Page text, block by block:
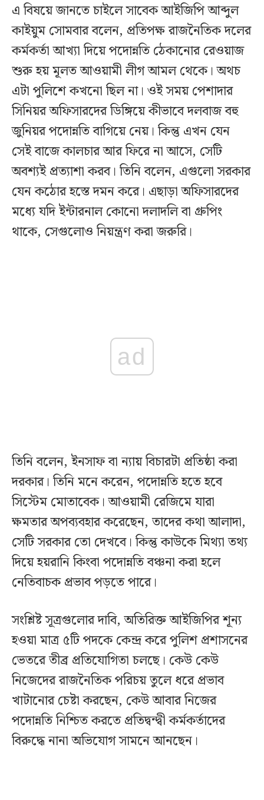
এ বিষয়ে জানতে চাইলে সাবেক আইজিপি আব্দুল
কাইয়ুম সোমবার বলেন, প্রতিপক্ষ রাজনৈতিক দলের
কর্মকর্তা আখ্যা দিয়ে পদোন্নতি ঠেকানোর রেওয়াজ
শুরু হয় মূলত আওয়ামী লীগ আমল থেকে। অথচ
এটা পুলিশে কখনো ছিল না। ওই সময় পেশাদার
সিনিয়র অফিসারদের ডিঙ্গিয়ে কীভাবে দলবাজ বহু
জুনিয়র পদোন্নতি বাগিয়ে নেয়। কিন্তু এখন যেন
সেই বাজে কালচার আর ফিরে না আসে, সেটি
অবশ্যই প্রত্যাশা করব। তিনি বলেন, এগুলো সরকার
যেন কঠোর হস্তে দমন করে। এছাড়া অফিসারদের
মধ্যে যদি ইন্টারনাল কোনো দলাদলি বা গ্রুপিং
থাকে, সেগুলোও নিয়ন্ত্রণ করা জরুরি।
ad
তিনি বলেন, ইনসাফ বা ন্যায় বিচারটা প্রতিষ্ঠা করা
দরকার। তিনি মনে করেন, পদোন্নতি হতে হবে
সিস্টেম মোতাবেক। আওয়ামী রেজিমে যারা
ক্ষমতার অপব্যবহার করেছেন, তাদের কথা আলাদা,
সেটি সরকার তো দেখবে। কিন্তু কাউকে মিথ্যা তথ্য
দিয়ে হয়রানি কিংবা পদোন্নতি বঞ্চনা করা হলে
নেতিবাচক প্রভাব পড়তে পারে।
সংশ্লিষ্ট সূত্রগুলোর দাবি, অতিরিক্ত আইজিপির শূন্য
হওয়া মাত্র ৫টি পদকে কেন্দ্র করে পুলিশ প্রশাসনের
ভেতরে তীব্র প্রতিযোগিতা চলছে। কেউ কেউ
নিজেদের রাজনৈতিক পরিচয় তুলে ধরে প্রভাব
খাটানোর চেষ্টা করছেন, কেউ আবার নিজের
পদোন্নতি নিশ্চিত করতে প্রতিদ্বন্দ্বী কর্মকর্তাদের
বিরুদ্ধে নানা অভিযোগ সামনে আনছেন।